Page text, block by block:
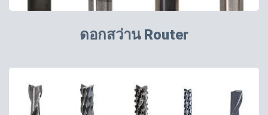
ดอกสว่าน Router